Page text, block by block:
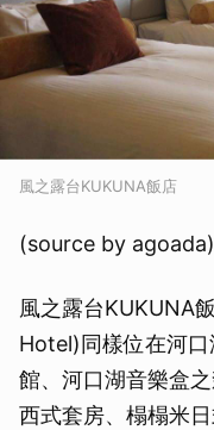
風之露台KUKUNA飯店
(source by agoada)
風之露台KUKUNA
Hotel)同樣位在河
館、河口湖音樂盒
西式套房、榻榻米